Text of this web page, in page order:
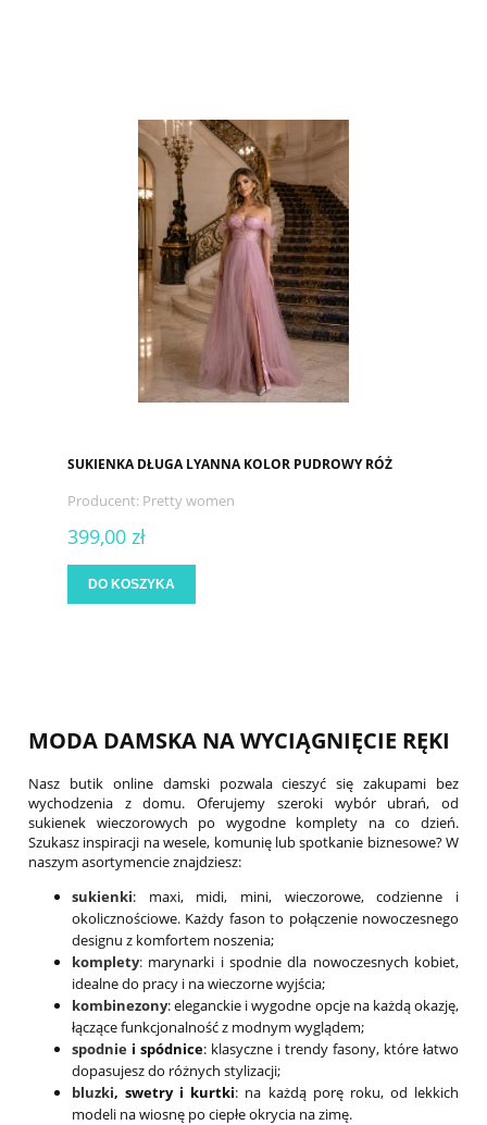
SUKIENKA DŁUGA LYANNA KOLOR PUDROWY RÓŻ
Producent: Pretty women
399,00 zł
DO KOSZYKA
MODA DAMSKA NA WYCIĄGNIĘCIE RĘKI
Nasz butik online damski pozwala cieszyć się zakupami bez
wychodzenia z domu. Oferujemy szeroki wybór ubrań, od
sukienek wieczorowych po wygodne komplety na co dzień.
Szukasz inspiracji na wesele, komunię lub spotkanie biznesowe? W
naszym asortymencie znajdziesz:
sukienki: maxi, midi, mini, wieczorowe, codzienne i
okolicznościowe. Każdy fason to połączenie nowoczesnego
designu z komfortem noszenia;
komplety: marynarki i spodnie dla nowoczesnych kobiet,
idealne do pracy i na wieczorne wyjścia;
kombinezony: eleganckie i wygodne opcje na każdą okazję,
łączące funkcjonalność z modnym wyglądem;
spodnie i spódnice: klasyczne i trendy fasony, które łatwo
dopasujesz do różnych stylizacji;
bluzki, swetry i kurtki: na każdą porę roku, od lekkich
modeli na wiosnę po ciepłe okrycia na zimę.